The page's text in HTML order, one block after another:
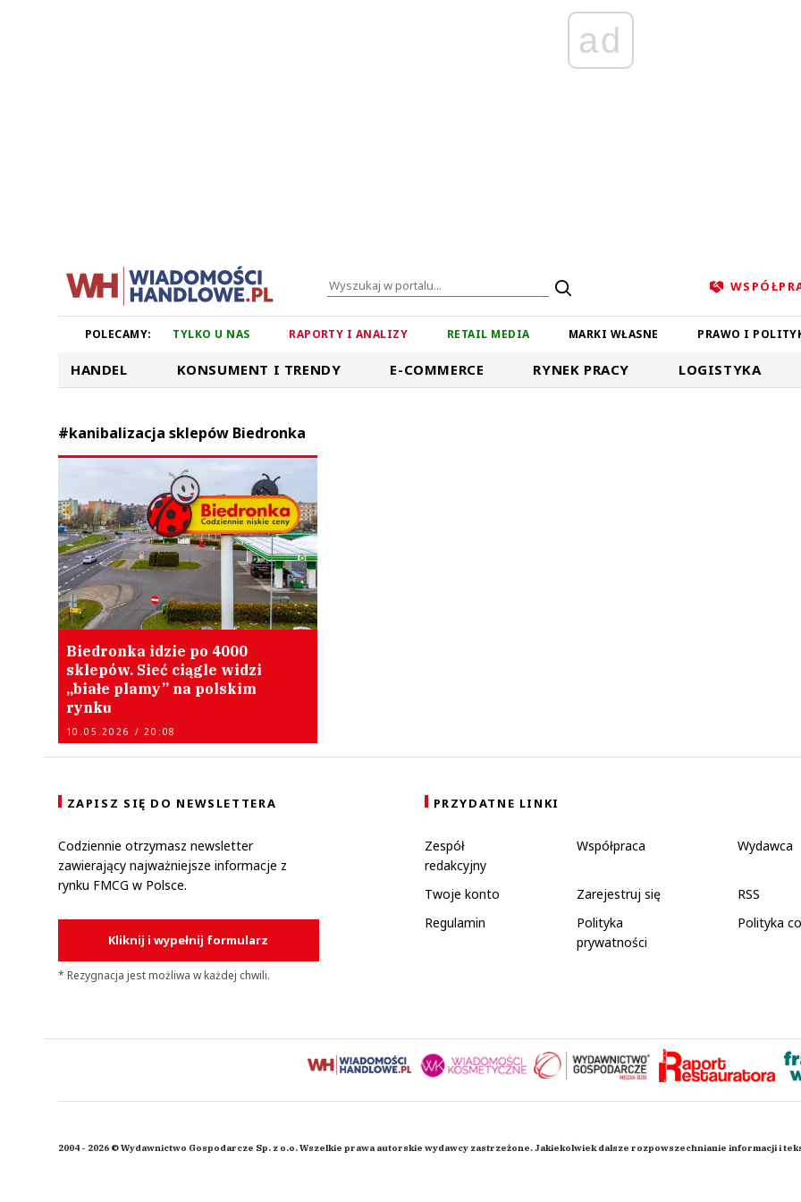
ad
POLECAMY: TYLKO U NAS RAPORTY I ANALIZY RETAIL MEDIA MARKI WŁASNE PRAWO I
HANDEL KONSUMENT I TRENDY E-COMMERCE RYNEK PRACY LOGISTYKA
#kanibalizacja sklepów Biedronka
Biedronka idzie po 4000
sklepów. Sieć ciągle widzi
„białe plamy” na polskim
rynku
10.05.2026 / 20:08
ZAPISZ SIĘ DO NEWSLETTERA
Codziennie otrzymasz newsletter
zawierający najważniejsze informacje z
rynku FMCG w Polsce.
Kliknij i wypełnij formularz
* Rezygnacja jest możliwa w każdej chwili.
PRZYDATNE LINKI
Zespół
redakcyjny
Współpraca Wydawca
Twoje konto Zarejestruj się
RSS
Regulamin
Polityka
prywatności
Polityka
2004 - 2026 © Wydawnictwo Gospodarcze Sp. z o.o. Wszelkie prawa autorskie wydawcy zastrzeżone. Jakiekolwiek dalsze rozpowszechnianie informacji i